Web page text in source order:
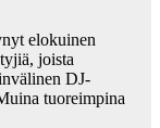
elokuinen
joista
DJ-
tuoreimpina